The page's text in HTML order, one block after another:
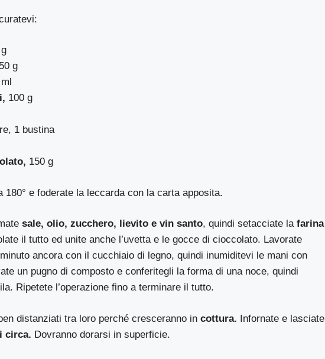
g
100 g
1 bustina
150 g
180° e foderate la leccarda con la carta apposita.
sale, olio, zucchero, lievito e vin santo, quindi setacciate lafarina
il tutto ed unite anche l’uvetta e le gocce di cioccolato. Lavorate
minuto ancora con il cucchiaio di legno, quindi inumiditevi le mani con
un pugno di composto e conferitegli la forma di una noce, quindi
Ripetete l’operazione fino a terminare il tutto.
distanziati tra loro perché cresceranno incottura. Infornate e lasciate
circa. Dovranno dorarsi in superficie.